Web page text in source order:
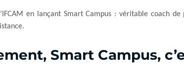
en lançant Smart Campus : véritable coach
Smart Campus,